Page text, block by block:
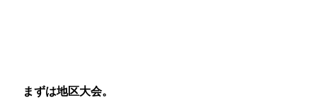
まずは地区大会。